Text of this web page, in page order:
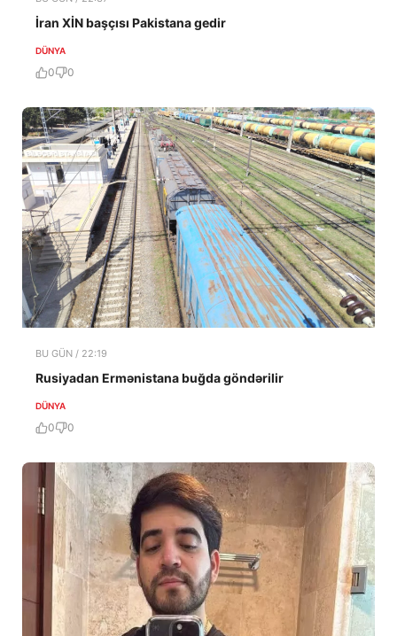
İran XİN başçısı Pakistana gedir
DÜNYA
0 0
BU GÜN / 22:19
Rusiyadan Ermənistana buğda göndərilir
DÜNYA
0 0